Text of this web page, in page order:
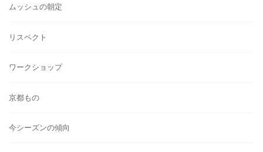
ムッシュの朝定
リスペクト
ワークショップ
京都もの
今シーズンの傾向